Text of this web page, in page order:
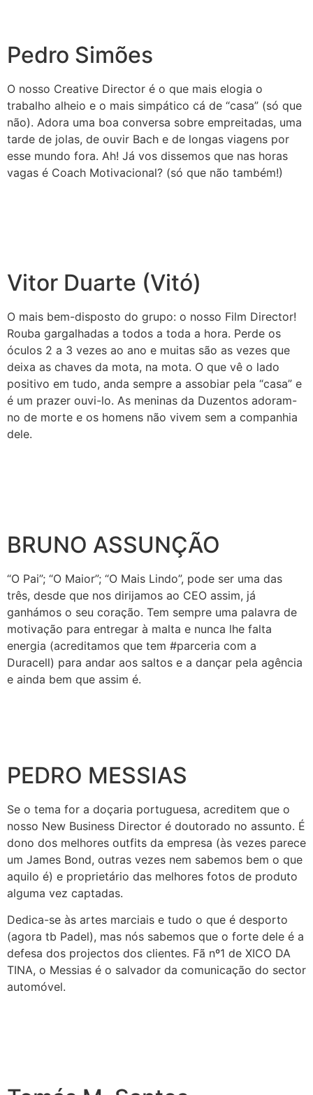
Pedro Simões
O nosso Creative Director é o que mais elogia o
trabalho alheio e o mais simpático cá de “casa” (só que
não). Adora uma boa conversa sobre empreitadas, uma
tarde de jolas, de ouvir Bach e de longas viagens por
esse mundo fora. Ah! Já vos dissemos que nas horas
vagas é Coach Motivacional? (só que não também!)
Vitor Duarte (Vitó)
O mais bem-disposto do grupo: o nosso Film Director!
Rouba gargalhadas a todos a toda a hora. Perde os
óculos 2 a 3 vezes ao ano e muitas são as vezes que
deixa as chaves da mota, na mota. O que vê o lado
positivo em tudo, anda sempre a assobiar pela “casa” e
é um prazer ouvi-lo. As meninas da Duzentos adoram-
no de morte e os homens não vivem sem a companhia
dele.
BRUNO ASSUNÇÃO
“O Pai”; “O Maior”; “O Mais Lindo”, pode ser uma das
três, desde que nos dirijamos ao CEO assim, já
ganhámos o seu coração. Tem sempre uma palavra de
motivação para entregar à malta e nunca lhe falta
energia (acreditamos que tem #parceria com a
Duracell) para andar aos saltos e a dançar pela agência
e ainda bem que assim é.
PEDRO MESSIAS
Se o tema for a doçaria portuguesa, acreditem que o
nosso New Business Director é doutorado no assunto. É
dono dos melhores outfits da empresa (às vezes parece
um James Bond, outras vezes nem sabemos bem o que
aquilo é) e proprietário das melhores fotos de produto
alguma vez captadas.
Dedica-se às artes marciais e tudo o que é desporto
(agora tb Padel), mas nós sabemos que o forte dele é a
defesa dos projectos dos clientes. Fã nº1 de XICO DA
TINA, o Messias é o salvador da comunicação do sector
automóvel.